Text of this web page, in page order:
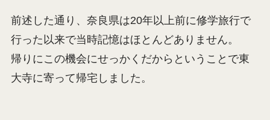
前述した通り、奈良県は20年以上前に修学旅行で
行った以来で当時記憶はほとんどありません。
帰りにこの機会にせっかくだからということで東
大寺に寄って帰宅しました。